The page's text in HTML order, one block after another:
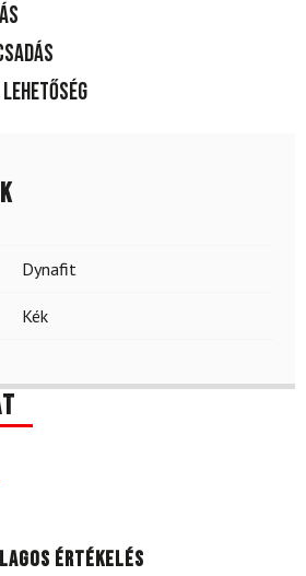
Dynafit
Kék
értékelés